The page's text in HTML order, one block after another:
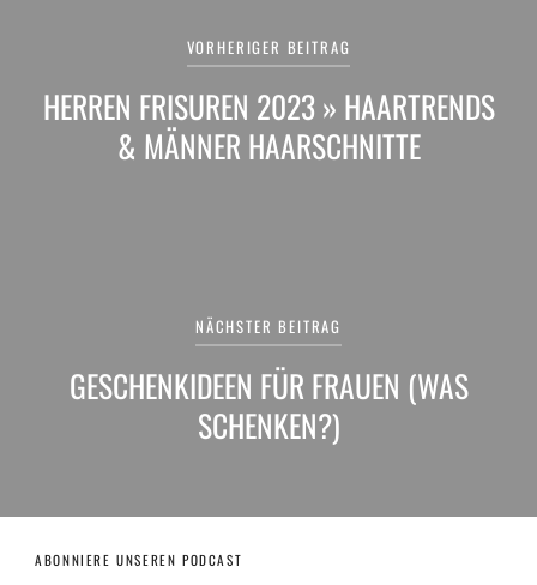
VORHERIGER BEITRAG
HERREN FRISUREN 2023 » HAARTRENDS
& MÄNNER HAARSCHNITTE
NÄCHSTER BEITRAG
GESCHENKIDEEN FÜR FRAUEN (WAS
SCHENKEN?)
ABONNIERE UNSEREN PODCAST